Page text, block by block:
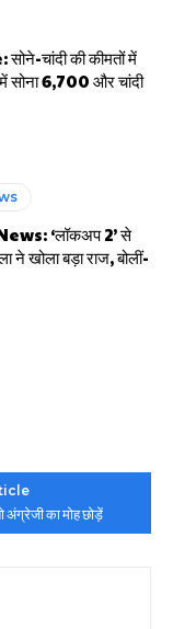
चांदी की कीमतों में
सोना ₹6,700 और चांदी
‘लॉकअप 2’ से
ने खोला बड़ा राज, बोलीं-
अंग्रेजी का मोह छोड़ें